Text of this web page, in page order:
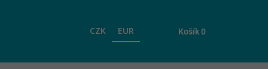
CZK EUR Košík0